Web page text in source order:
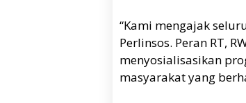
“Kami mengajak
Perlinsos. Peran RT,
menyosialisasikan
masyarakat yang